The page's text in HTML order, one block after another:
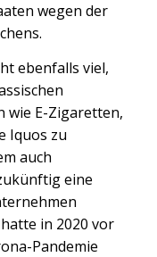
wegen der
ebenfalls viel,
wie E-Zigaretten,
Iquos zu
auch
eine
in 2020 vor
Pandemie